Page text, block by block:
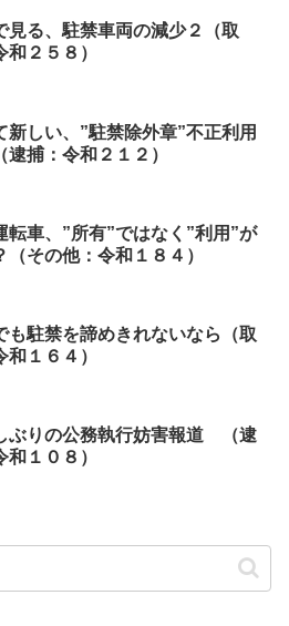
見る、駐禁車両の減少２（取
和２５８）
新しい、”駐禁除外章”不正利用
逮捕：令和２１２）
転車、”所有”ではなく”利用”が
（その他：令和１８４）
も駐禁を諦めきれないなら（取
和１６４）
ぶりの公務執行妨害報道 （逮
和１０８）